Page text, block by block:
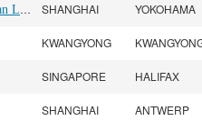
Japanese and Kokean Line SHANGHAI YOKOHAMA
KWANGYONG
SINGAPORE HALIFAX
SHANGHAI ANTWERP